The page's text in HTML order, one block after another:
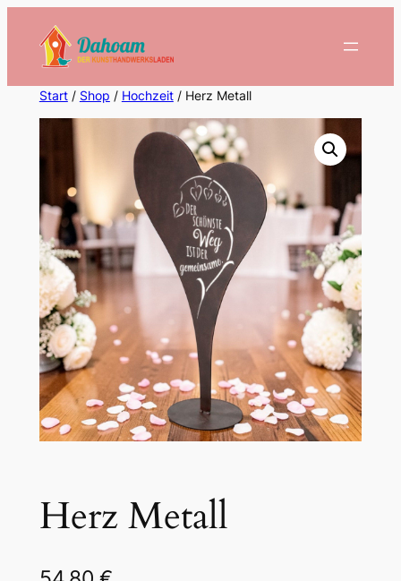
Inhalt
springen
Start/ Shop / Hochzeit/ Herz Metall
Herz Metall